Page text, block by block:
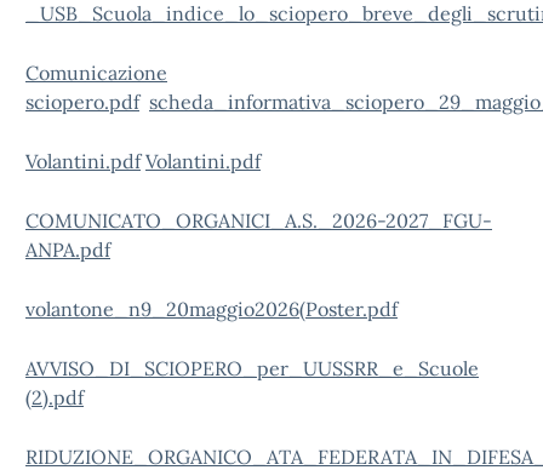
Comunicazione
sciopero.pdf
Volantini.pdf Volantini.pdf
COMUNICATO_ORGANICI_A.S._2026-2027_FGU-
ANPA.pdf
volantone_n9_20maggio2026(Poster.pdf
AVVISO_DI_SCIOPERO_per_UUSSRR_e_Scuole
(2).pdf